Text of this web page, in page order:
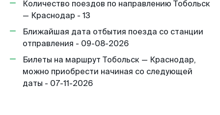
Количество поездов по направлению Тобольск
— Краснодар - 13
Ближайшая дата отбытия поезда со станции
отправления - 09-08-2026
Билеты на маршрут Тобольск — Краснодар,
можно приобрести начиная со следующей
даты - 07-11-2026